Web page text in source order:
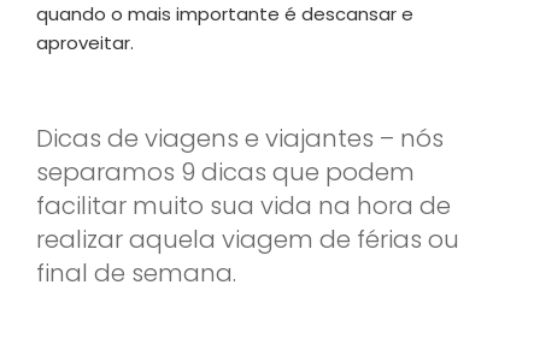
quando o mais importante é descansar e
aproveitar.
Dicas de viagens e viajantes – nós
separamos 9 dicas que podem
facilitar muito sua vida na hora de
realizar aquela viagem de férias ou
final de semana.